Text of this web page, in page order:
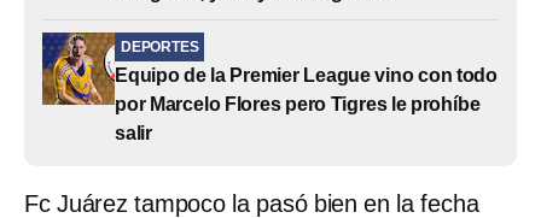
DEPORTES
Equipo de la Premier League vino con todo
por Marcelo Flores pero Tigres le prohíbe
salir
Fc Juárez tampoco la pasó bien en la fecha